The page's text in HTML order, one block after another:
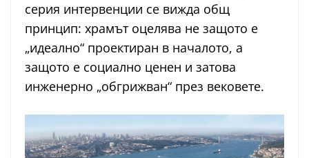
серия интервенции се вижда общ
принцип: храмът оцелява не защото е
„идеално“ проектиран в началото, а
защото е социално ценен и затова
инженерно „обгрижван“ през вековете.